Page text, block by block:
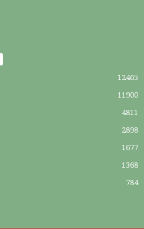
12465
11900
4811
2898
1677
1368
784